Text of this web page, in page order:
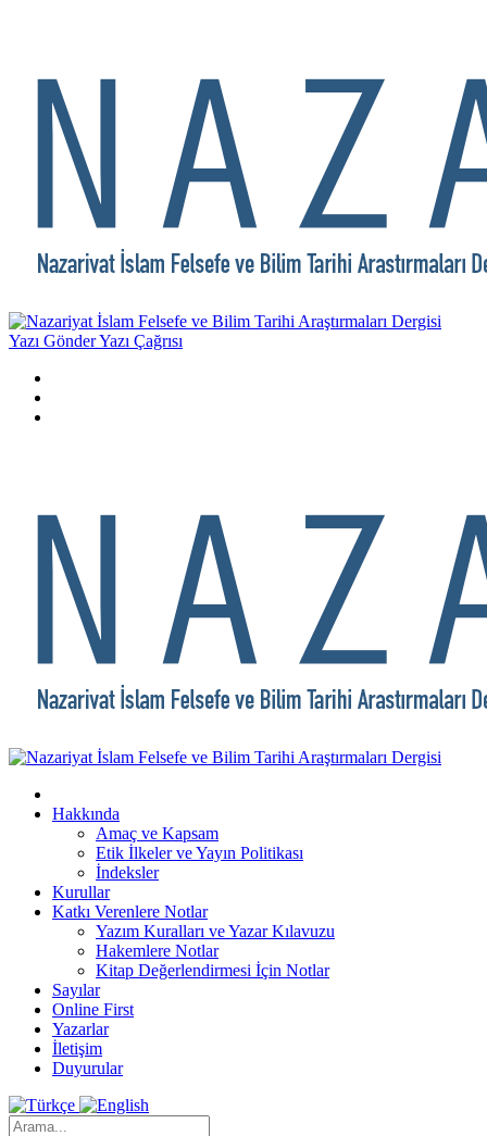
Yazı GönderYazı Çağrısı
Hakkında
Amaç ve Kapsam
Etik İlkeler ve Yayın Politikası
İndeksler
Kurullar
Katkı Verenlere Notlar
Yazım Kuralları ve Yazar Kılavuzu
Hakemlere Notlar
Kitap Değerlendirmesi İçin Notlar
Sayılar
Online First
Yazarlar
İletişim
Duyurular